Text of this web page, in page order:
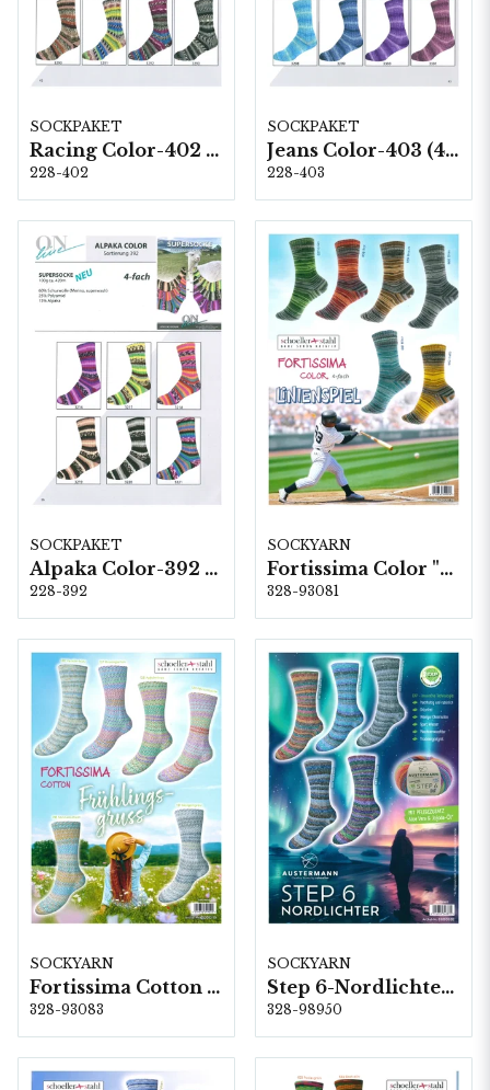
SOCKPAKET
Racing Color-402 (6-fach) 8 & 1,5 kg
228-402
SOCKPAKET
Jeans Color-403 (4-fach) 8 x 1 kg
228-403
SOCKPAKET
Alpaka Color-392 (4-fach) 6 x 1 kg
228-392
SOCKYARN
Fortissima Color "Linienspiel" 4-fach, 6 färger á 1,0 kg.
328-93081
SOCKYARN
Fortissima Cotton "Frühlingsgruss" 4-fach, 6 färger a1,0 kg.
328-93083
SOCKYARN
Step 6-Nordlichter, 5 färger á 1,5 kg.
328-98950